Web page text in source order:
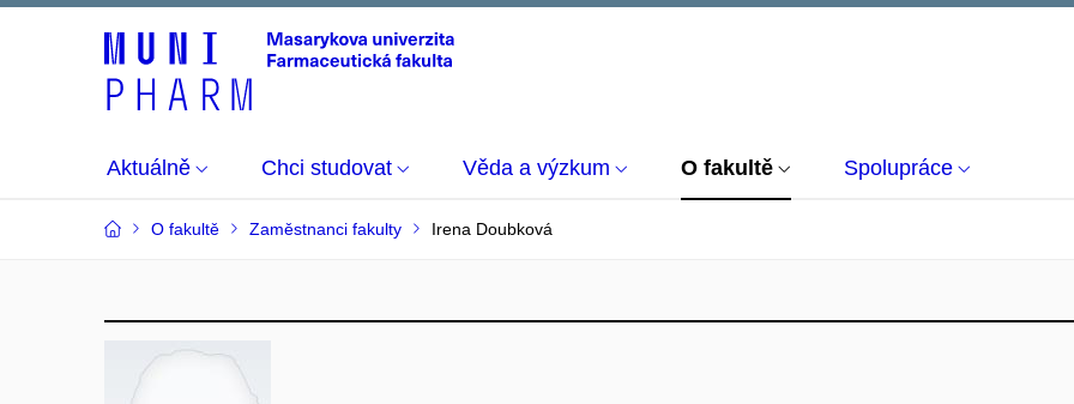
Aktuálně Chci studovat Věda a výzkum O fakultě Spolupráce
O fakultě Zaměstnanci fakulty Irena Doubková